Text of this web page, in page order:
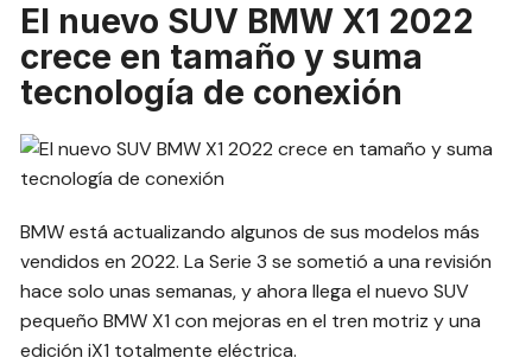
El nuevo SUV BMW X1 2022
crece en tamaño y suma
tecnología de conexión
BMW está actualizando algunos de sus modelos más
vendidos en 2022. La Serie 3 se sometió a una revisión
hace solo unas semanas, y ahora llega el nuevo SUV
pequeño BMW X1 con mejoras en el tren motriz y una
edición iX1 totalmente eléctrica.